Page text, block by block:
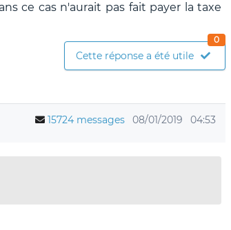
ce cas n'aurait pas fait payer la taxe
Cette réponse a été utile
0
15724 messages 08/01/2019 04:53